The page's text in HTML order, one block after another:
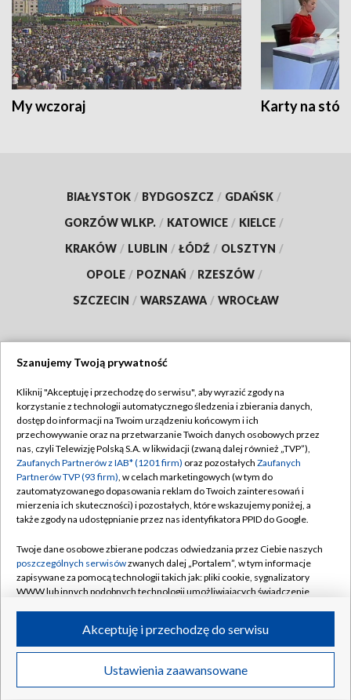
My wczoraj Karty na
BIAŁYSTOK / BYDGOSZCZ / GDAŃSK /
GORZÓW WLKP. / KATOWICE / KIELCE /
KRAKÓW / LUBLIN / ŁÓDŹ / OLSZTYN /
OPOLE / POZNAŃ / RZESZÓW /
SZCZECIN / WARSZAWA / WROCŁAW
TVP
Abonament TVP
Emisja w TVP
Centrum informacji TVP
Naziemna Telewizja Cyfrowa
Rada Programowa
System NOS
Informacje o nadawcy
Program dla prasy
Ogłoszenie przetargowe
Regulamin TVP
Polityka prywatności
Moje zgody
Pomoc
Kontakt
Kanały
©2026 Telewizja Polska S.A. w likwidacji
Szanujemy Twoją prywatność
Kliknij "Akceptuję i przechodzę do serwisu", aby wyrazić zgody na
korzystanie z technologii automatycznego śledzenia i zbierania danych,
dostęp do informacji na Twoim urządzeniu końcowym i ich
przechowywanie oraz na przetwarzanie Twoich danych osobowych przez
nas, czyli Telewizję Polską S.A. w likwidacji (zwaną dalej również „TVP”),
Zaufanych Partnerów z IAB* (1201 firm) oraz pozostałych Zaufanych
Partnerów TVP (93 firm), w celach marketingowych (w tym do
zautomatyzowanego dopasowania reklam do Twoich zainteresowań i
mierzenia ich skuteczności) i pozostałych, które wskazujemy poniżej, a
także zgody na udostępnianie przez nas identyfikatora PPID do Google.
Twoje dane osobowe zbierane podczas odwiedzania przez Ciebie naszych
poszczególnych serwisówzwanych dalej „Portalem”, w tym informacje
zapisywane za pomocą technologii takich jak: pliki cookie, sygnalizatory
WWW lub innych podobnych technologii umożliwiających świadczenie
ruchu w Internecie.
Twoje dane osobowe zbierane podczas odwiedzania przez Ciebie
poszczególnych serwisówna Portalu, takie jak adresy IP, identyfikatory
Ustawienia zaawansowane
Akceptuję i przechodzę do serwisu